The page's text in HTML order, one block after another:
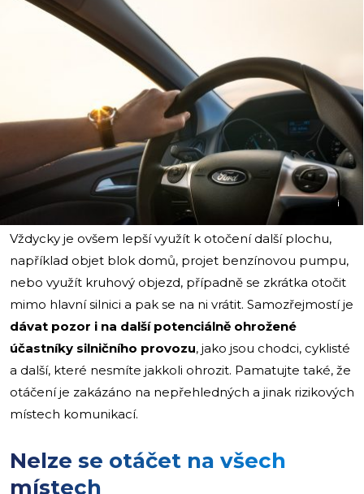
i
Vždycky je ovšem lepší využít k otočení další plochu,
například objet blok domů, projet benzínovou pumpu,
nebo využít kruhový objezd, případně se zkrátka otočit
mimo hlavní silnici a pak se na ni vrátit. Samozřejmostí je
dávat pozor i na další potenciálně ohrožené
účastníky silničního provozu, jako jsou chodci, cyklisté
a další, které nesmíte jakkoli ohrozit. Pamatujte také, že
otáčení je zakázáno na nepřehledných a jinak rizikových
místech komunikací.
Nelze se otáčet na všech
místech